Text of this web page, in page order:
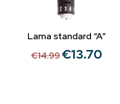
Lama standard “A”
€14.99 Il
€13.70Il